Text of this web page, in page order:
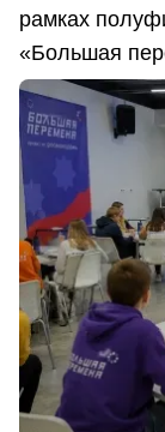
рамках
«Большая